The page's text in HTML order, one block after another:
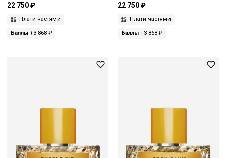
22 750 ₽
Плати частями
Баллы +3 868 ₽
22 750 ₽
Плати частями
Баллы+3 868 ₽